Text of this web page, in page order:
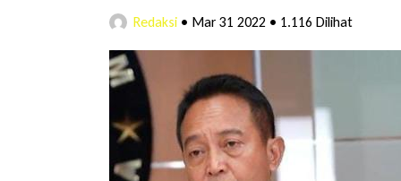
Redaksi • Mar 31 2022 • 1.116 Dilihat